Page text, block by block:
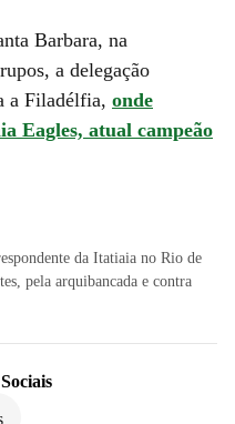
Barbara, na
a delegação
a Filadélfia, onde
Eagles, atual campeão
da Itatiaia no Rio de
pela arquibancada e contra